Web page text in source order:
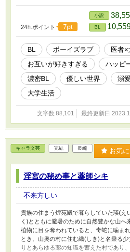
き、蓮は追いかけていく。かずとは蓮の
る人との差を突きつけられた。 うまく話
とへ文化祭の誘いをする。「必ず行くよ
しさを向けるかずとに、振られた過去を
せていく。 色のある世界で紡いでいく
24h.ポイント 7pt
小説
BL
BL ボーイズラブ
医者×
お互いが好きすぎる
ハッピ
濃密BL
優しい世界 溺
大学生活
文字数 88,101 最終更新日
キャラ文芸 完結 長編 お気
淫宮の秘め事と薬師シキ
不来方しい
貴族の住まう煌苑殿で暮らしていた瑛(え
く)とともに避暑のために自然豊かな山へ
植物に目を奪われていると、毒蛇に噛ま
とき、山奥の村に住む織(しき)と名乗る
りとあらゆる薬の知識を蓄えた村であり